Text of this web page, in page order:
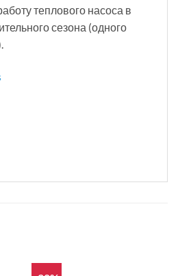
теплового насоса в
сезона (одного